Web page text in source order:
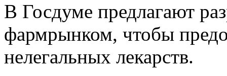
В Госдуме предлагают
фармрынком, чтобы
нелегальных лекарств.